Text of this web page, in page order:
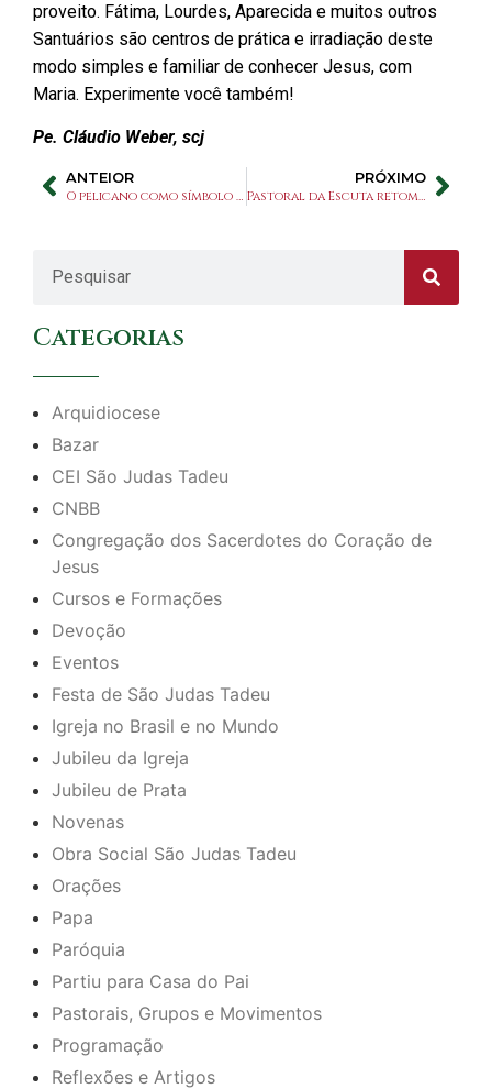
proveito. Fátima, Lourdes, Aparecida e muitos outros
Santuários são centros de prática e irradiação deste
modo simples e familiar de conhecer Jesus, com
Maria. Experimente você também!
Pe. Cláudio Weber, scj
ANTEIOR
O pelicano como símbolo da ressurreição
PRÓXIMO
Pastoral da Escuta retoma atendimento
Categorias
Arquidiocese
Bazar
CEI São Judas Tadeu
CNBB
Congregação dos Sacerdotes do Coração de
Jesus
Cursos e Formações
Devoção
Eventos
Festa de São Judas Tadeu
Igreja no Brasil e no Mundo
Jubileu da Igreja
Jubileu de Prata
Novenas
Obra Social São Judas Tadeu
Orações
Papa
Paróquia
Partiu para Casa do Pai
Pastorais, Grupos e Movimentos
Programação
Reflexões e Artigos